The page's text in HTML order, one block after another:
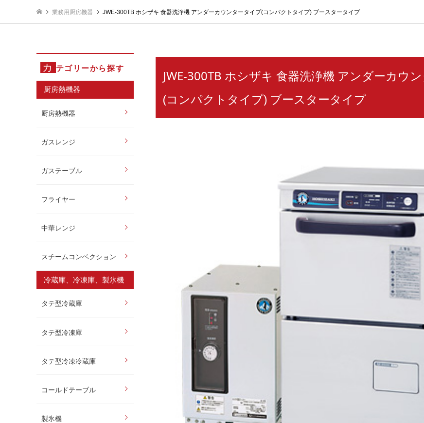
業務用厨房機器 JWE-300TB ホシザキ 食器洗浄機 アンダーカウンタータイプ(コンパクトタイプ) ブースタータイプ
カ テゴリーから探す
厨房熱機器
厨房熱機器
ガスレンジ
ガステーブル
フライヤー
中華レンジ
スチームコンベクション
冷蔵庫、冷凍庫、製氷機
タテ型冷蔵庫
タテ型冷凍庫
タテ型冷凍冷蔵庫
コールドテーブル
製氷機
JWE-300TB ホシザキ 食器洗浄機 アンダーカウ
(コンパクトタイプ) ブースタータイプ